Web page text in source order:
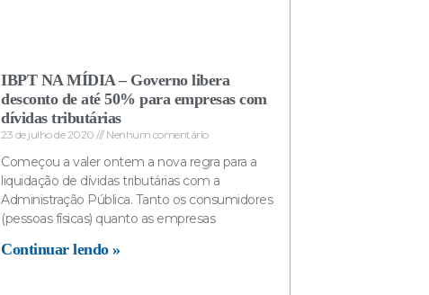
IBPT NA MÍDIA – Governo libera
desconto de até 50% para empresas com
dívidas tributárias
23 de julho de 2020 Nenhum comentário
Começou a valer ontem a nova regra para a
liquidação de dívidas tributárias com a
Administração Pública. Tanto os consumidores
(pessoas físicas) quanto as empresas
Continuar lendo »